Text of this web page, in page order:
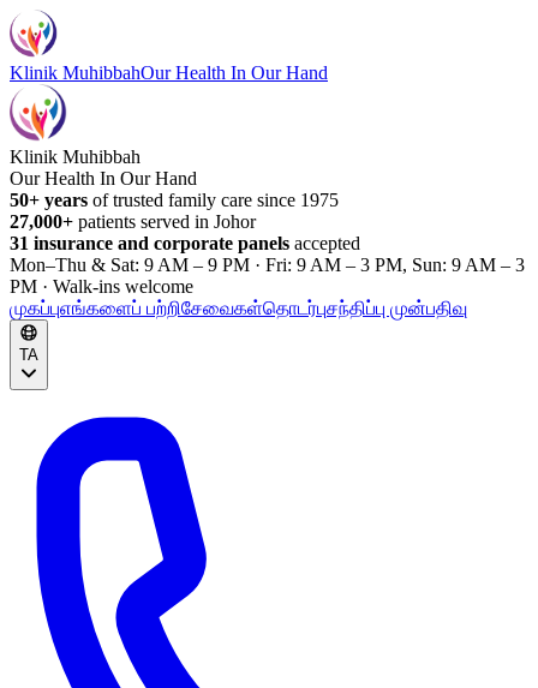
Klinik MuhibbahOur Health In Our Hand
Klinik Muhibbah
Our Health In Our Hand
50+ years of trusted family care since 1975
27,000+ patients served in Johor
31 insurance and corporate panels accepted
Mon–Thu & Sat: 9 AM – 9 PM · Fri: 9 AM – 3 PM, Sun: 9 AM – 3
PM · Walk-ins welcome
முகப்புஎங்களைப் பற்றிசேவைகள்தொடர்புசந்திப்பு முன்பதிவு
TA